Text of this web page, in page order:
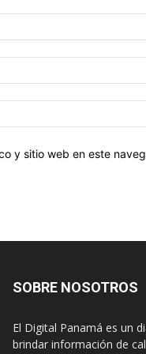
y sitio web en este
SOBRE NOSOTROS
El Digital Panamá es un
brindar información de